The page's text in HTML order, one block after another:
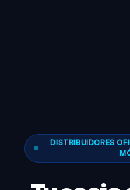
DISTRIBUIDORES